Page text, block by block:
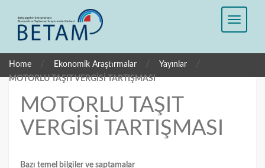
Home / Ekonomik Araştırmalar / Yayınlar /
MOTORLU TAŞIT VERGİSİ TARTIŞMASI
MOTORLU TAŞIT
VERGİSİ TARTIŞMASI
Bazı temel bilgiler ve saptamalar